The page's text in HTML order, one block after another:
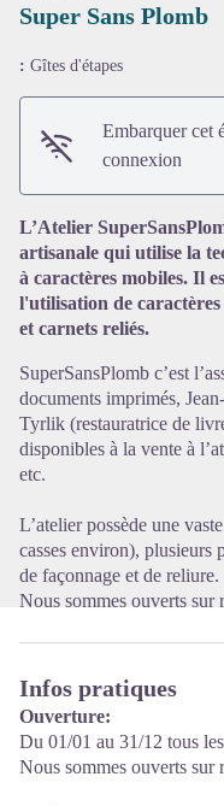
Super Sans Plomb
: Gîtes d'étapes
Embarquer cet
connexion
L’Atelier
artisanale qui utilise la
à caractères mobiles. Il
l'utilisation de caractères
et carnets reliés.
SuperSansPlomb c’est
documents imprimés,
Tyrlik (restauratrice de
disponibles à la vente à
etc.
L’atelier possède une
casses environ), plusieurs
de façonnage et de reliure.
Nous sommes ouverts sur
Infos pratiques
Ouverture:
Du 01/01 au 31/12 tous
Nous sommes ouverts sur